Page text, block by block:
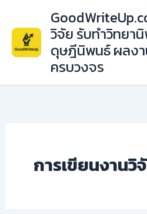
content
วิจัย รับทำวิทยา
ดุษฎีนิพนธ์ ผลงา
ครบวงจร
การเขียนงานวิ